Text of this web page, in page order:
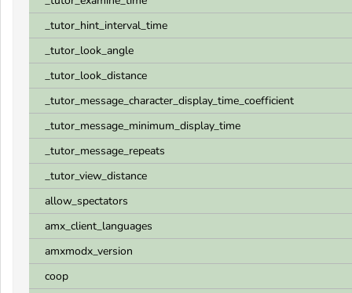
_tutor_hint_interval_time
_tutor_look_angle
_tutor_look_distance
_tutor_message_character_display_time_coefficient
_tutor_message_minimum_display_time
_tutor_message_repeats
_tutor_view_distance
allow_spectators
amx_client_languages
amxmodx_version
coop